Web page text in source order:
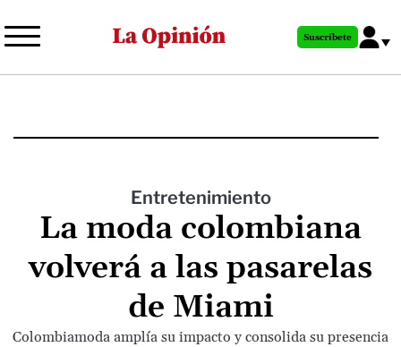
al
principal
Suscríbete
Entretenimiento
La moda colombiana
volverá a las pasarelas
de Miami
Colombiamoda amplía su impacto y consolida su presencia